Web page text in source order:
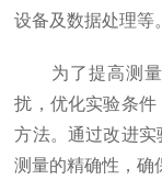
设备及数据处理等。
为了提高测量
扰，优化实验条
方法。通过改进
测量的精确性，确